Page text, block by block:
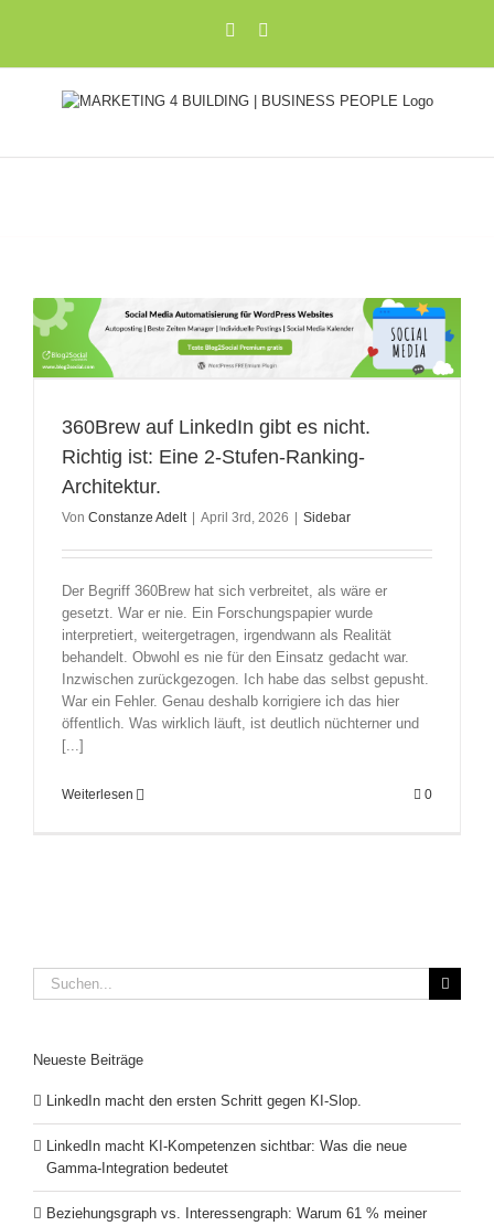
Xing
360Brew auf LinkedIn gibt es nicht.
Richtig ist: Eine 2-Stufen-Ranking-
Architektur.
Von Constanze Adelt | April 3rd, 2026 | Sidebar
Der Begriff 360Brew hat sich verbreitet, als wäre er
gesetzt. War er nie. Ein Forschungspapier wurde
interpretiert, weitergetragen, irgendwann als Realität
behandelt. Obwohl es nie für den Einsatz gedacht war.
Inzwischen zurückgezogen. Ich habe das selbst gepusht.
War ein Fehler. Genau deshalb korrigiere ich das hier
öffentlich. Was wirklich läuft, ist deutlich nüchterner und
[...]
Weiterlesen 0
Suche
nach:
Neueste Beiträge
LinkedIn macht den ersten Schritt gegen KI-Slop.
LinkedIn macht KI-Kompetenzen sichtbar: Was die neue
Gamma-Integration bedeutet
Beziehungsgraph vs. Interessengraph: Warum 61 % meiner